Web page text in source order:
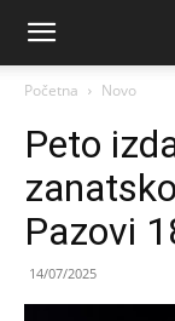
Početna Novo
Peto
Pazovi
14/07/2025